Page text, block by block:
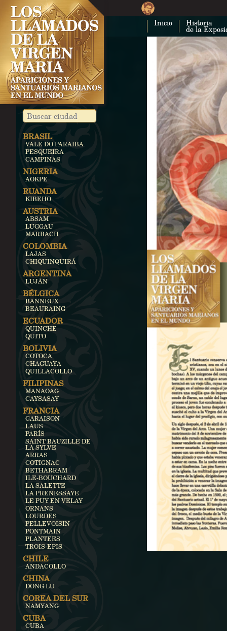
Inicio Historia
de la
BRASIL
VALE DO PARAIBA
PESQUEIRA
CAMPINAS
NIGERIA
AOKPE
RUANDA
KIBEHO
AUSTRIA
ABSAM
LUGGAU
MARBACH
COLOMBIA
LAJAS
CHIQUINQUIRÁ
ARGENTINA
LUJÁN
BÉLGICA
BANNEUX
BEAURAING
ECUADOR
QUINCHE
QUITO
BOLIVIA
COTOCA
CHAGUAYA
QUILLACOLLO
FILIPINAS
MANAOAG
CAYSASAY
FRANCIA
GARAISON
LAUS
PARÍS
SAINT BAUZILLE DE
LA SYLVE
ARRAS
COTIGNAC
BETHARRAM
ILE-BOUCHARD
LA SALETTE
LA PRENESSAYE
LE PUY EN VELAY
ORNANS
LOURDES
PELLEVOISIN
PONTMAIN
PLANTEES
TROIS-EPIS
CHILE
ANDACOLLO
CHINA
DONG LU
COREA DEL SUR
NAMYANG
CUBA
CUBA